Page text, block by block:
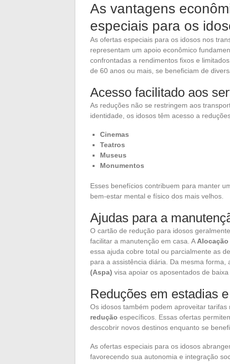
As vantagens
especiais para os
As ofertas especiais para os idosos nos
representam um apoio econômico
confrontadas a rendimentos fixos e
de 60 anos ou mais, se beneficiam de
Acesso facilitado aos
As reduções não se restringem aos
identidade, os idosos têm acesso a
Cinemas
Teatros
Museus
Monumentos
Esses benefícios contribuem para manter
bem-estar mental e físico dos mais velhos.
Ajudas para a
O cartão de redução para idosos
facilitar a manutenção em casa. A
essa ajuda cobre total ou parcialmente as
para a assistência diária. Da mesma forma,
(Aspa) visa apoiar os aposentados de baixa
Reduções em estadias
Os idosos também podem aproveitar
redução específicos. Essas ofertas
descobrir novos destinos enquanto se
As ofertas especiais para os idosos
favorecendo sua autonomia e integração